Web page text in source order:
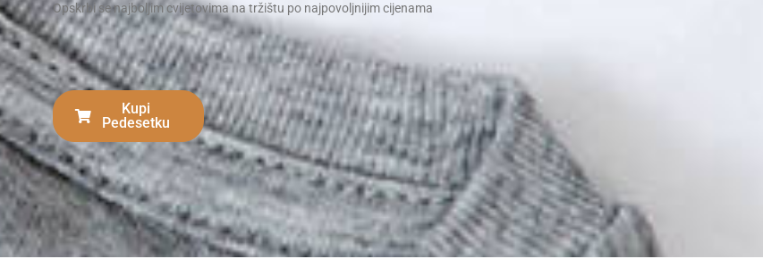
Opskrbi se najboljim cvijetovima na tržištu po najpovoljnijim cijenama
Kupi
Pedesetku